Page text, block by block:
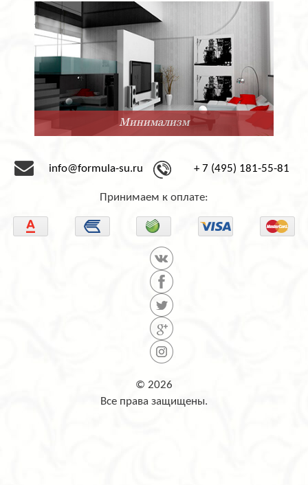
Минимализм
info@formula-su.ru + 7 (495) 181-55-81
Принимаем к оплате:
© 2026
Все права защищены.